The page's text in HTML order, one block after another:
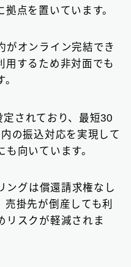
点を置いています。
がオンライン完結でき
用するため非対面でも
定されており、最短30
の振込対応を実現して
向いています。
ングは償還請求権なし
掛先が倒産しても利
リスクが軽減されま